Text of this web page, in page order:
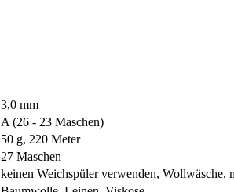
3,0 mm
A (26 - 23 Maschen)
50 g, 220 Meter
27 Maschen
keinen Weichspüler verwenden, Wollwäsche,